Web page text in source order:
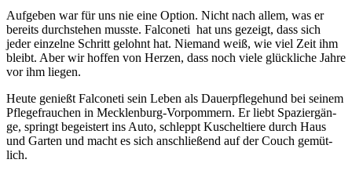
Auf­ge­ben war für uns nie eine Opti­on. Nicht nach allem, was er
bereits durch­ste­hen muss­te. Fal­co­ne­ti hat uns gezeigt, dass sich
jeder ein­zel­ne Schritt gelohnt hat. Nie­mand weiß, wie viel Zeit ihm
bleibt. Aber wir hof­fen von Her­zen, dass noch vie­le glück­li­che Jah­re
vor ihm lie­gen.
Heu­te genießt Fal­co­ne­ti sein Leben als Dau­er­pfle­ge­hund bei sei­nem
Pfle­ge­frau­chen in Meck­len­burg-Vor­pom­mern. Er liebt Spa­zier­gän­
ge, springt begeis­tert ins Auto, schleppt Kuschel­tie­re durch Haus
und Gar­ten und macht es sich anschlie­ßend auf der Couch gemüt­
lich.